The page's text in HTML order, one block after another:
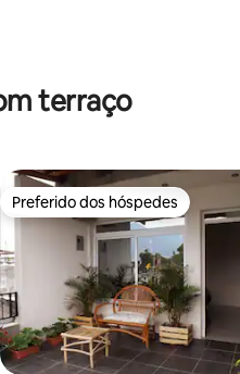
média de 5, 22
terraço
Preferido dos hóspedes
Preferido dos hóspedes